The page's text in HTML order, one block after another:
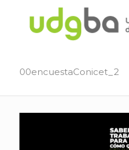
00encuestaConicet_2